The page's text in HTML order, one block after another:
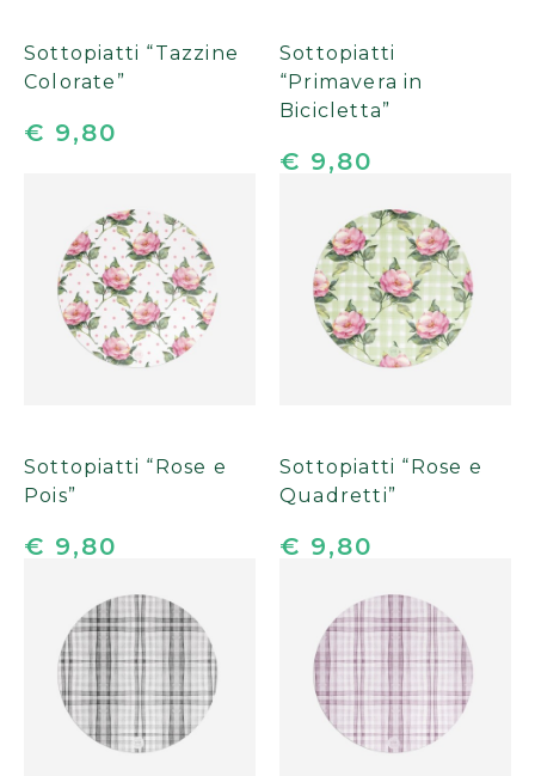
Sottopiatti “Tazzine
Colorate”
€ 9,80
Sottopiatti
“Primavera in
Bicicletta”
€ 9,80
Sottopiatti “Rose e
Pois”
€ 9,80
Sottopiatti “Rose e
Quadretti”
€ 9,80